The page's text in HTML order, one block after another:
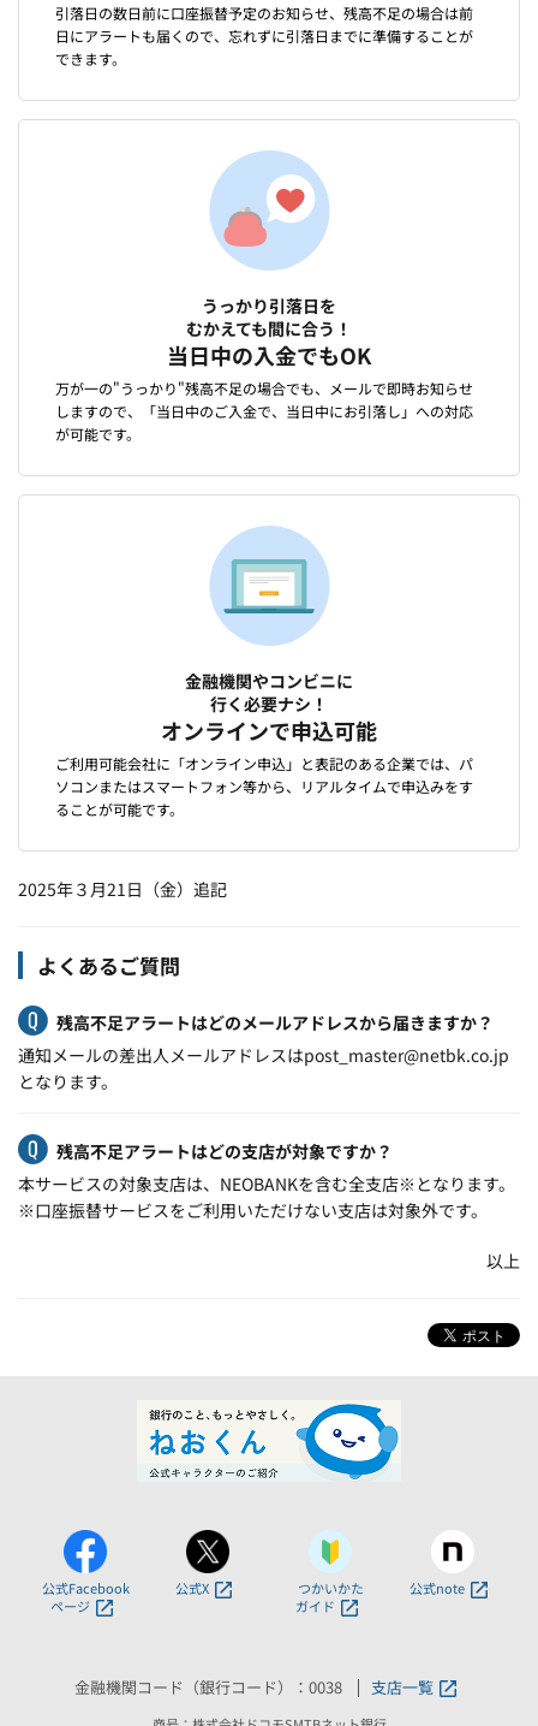
引落日の数日前に口座振替予定のお知らせ、残高不足の場合は前
日にアラートも届くので、忘れずに引落日までに準備することが
できます。
うっかり引落日を
むかえても間に合う！
当日中の入金でもOK
万が一の"うっかり"残高不足の場合でも、メールで即時お知らせ
しますので、「当日中のご入金で、当日中にお引落し」への対応
が可能です。
金融機関やコンビニに
行く必要ナシ！
オンラインで申込可能
ご利用可能会社に「オンライン申込」と表記のある企業では、パ
ソコンまたはスマートフォン等から、リアルタイムで申込みをす
ることが可能です。
2025年３月21日（金）追記
よくあるご質問
残高不足アラートはどのメールアドレスから届きますか？
通知メールの差出人メールアドレスはpost_master@netbk.co.jp
となります。
残高不足アラートはどの支店が対象ですか？
本サービスの対象支店は、NEOBANKを含む全支店※となります。
※口座振替サービスをご利用いただけない支店は対象外です。
以上
公式Facebook
ページ
公式X
つかいかた
ガイド
公式note
金融機関コード（銀行コード）：0038 支店一覧